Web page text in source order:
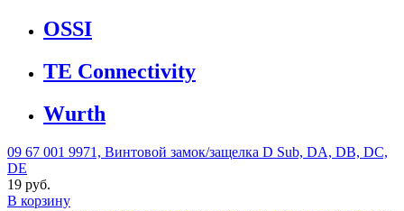
OSSI
TE Connectivity
Wurth
09 67 001 9971, Винтовой замок/защелка D Sub, DA, DB, DC,
DE
19 руб.
В корзину